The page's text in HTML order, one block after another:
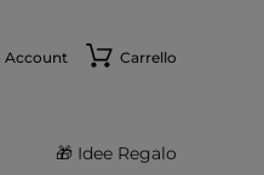
Account Carrello
🎁 Idee Regalo